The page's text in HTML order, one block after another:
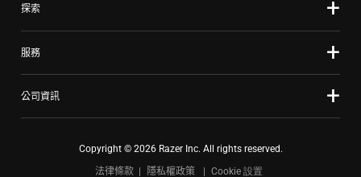
探索
服務
公司資訊
Copyright © 2026 Razer Inc. All rights reserved.
法律條款
隱私權政策 Cookie 設置